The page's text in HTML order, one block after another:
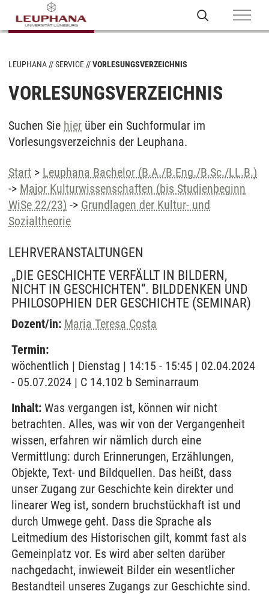
LEUPHANA SERVICE VORLESUNGSVERZEICHNIS
VORLESUNGSVERZEICHNIS
Suchen Sie hier über ein Suchformular im
Vorlesungsverzeichnis der Leuphana.
Start > Leuphana Bachelor (B.A./B.Eng./B.Sc./LL.B.)
-> Major Kulturwissenschaften (bis Studienbeginn
WiSe 22/23) -> Grundlagen der Kultur- und
Sozialtheorie
LEHRVERANSTALTUNGEN
„DIE GESCHICHTE VERFÄLLT IN BILDERN,
NICHT IN GESCHICHTEN“. BILDDENKEN UND
PHILOSOPHIEN DER GESCHICHTE (SEMINAR)
Dozent/in: Maria Teresa Costa
Termin:
wöchentlich | Dienstag | 14:15 - 15:45 | 02.04.2024
- 05.07.2024 | C 14.102 b Seminarraum
Inhalt: Was vergangen ist, können wir nicht
betrachten. Alles, was wir von der Vergangenheit
wissen, erfahren wir nämlich durch eine
Vermittlung: durch Erinnerungen, Erzählungen,
Objekte, Text- und Bildquellen. Das heißt, dass
unser Zugang zur Geschichte kein direkter und
linearer Weg ist, sondern bruchstückhaft ist und
durch Umwege geht. Dass die Sprache als
Leitmedium des Historischen gilt, kommt fast als
Gemeinplatz vor. Es wird aber selten darüber
nachgedacht, inwieweit Bilder ein wesentlicher
Bestandteil unseres Zugangs zur Geschichte sind.